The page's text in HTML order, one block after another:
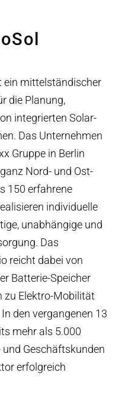
ein mittelständischer
die Planung,
integrierten Solar-
Das Unternehmen
Gruppe in Berlin
Nord- und Ost-
150 erfahrene
individuelle
unabhängige und
Das
reicht dabei von
Batterie-Speicher
zu Elektro-Mobilität
den vergangenen 13
mehr als 5.000
und Geschäftskunden
erfolgreich